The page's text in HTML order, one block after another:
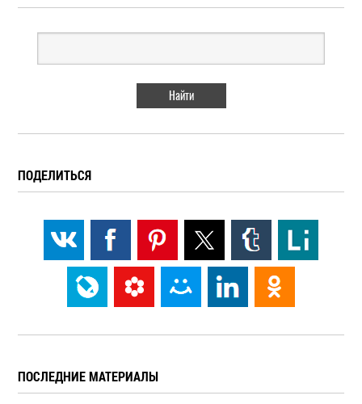
ПОДЕЛИТЬСЯ
ПОСЛЕДНИЕ МАТЕРИАЛЫ